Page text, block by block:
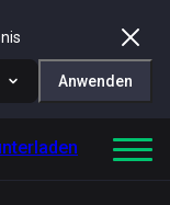
Anwenden